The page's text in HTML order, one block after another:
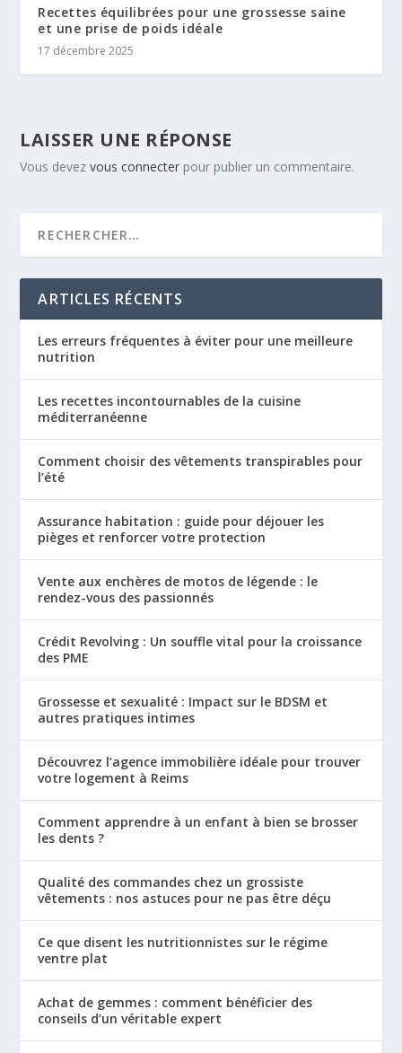
Recettes équilibrées pour une grossesse saine
et une prise de poids idéale
17 décembre 2025
LAISSER UNE RÉPONSE
Vous devezvous connecter pour publier un commentaire.
ARTICLES RÉCENTS
Les erreurs fréquentes à éviter pour une meilleure
nutrition
Les recettes incontournables de la cuisine
méditerranéenne
Comment choisir des vêtements transpirables pour
l’été
Assurance habitation : guide pour déjouer les
pièges et renforcer votre protection
Vente aux enchères de motos de légende : le
rendez-vous des passionnés
Crédit Revolving : Un souffle vital pour la croissance
des PME
Grossesse et sexualité : Impact sur le BDSM et
autres pratiques intimes
Découvrez l’agence immobilière idéale pour trouver
votre logement à Reims
Comment apprendre à un enfant à bien se brosser
les dents ?
Qualité des commandes chez un grossiste
vêtements : nos astuces pour ne pas être déçu
Ce que disent les nutritionnistes sur le régime
ventre plat
Achat de gemmes : comment bénéficier des
conseils d’un véritable expert